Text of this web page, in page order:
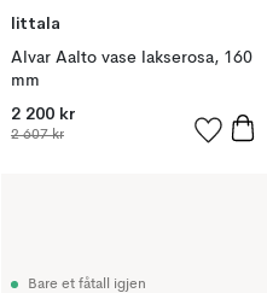
Iittala
Alvar Aalto vase lakserosa, 160
mm
2 200 kr
2 607 kr
Bare et fåtall igjen